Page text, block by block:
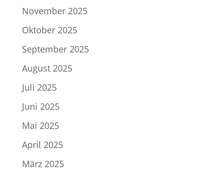
November 2025
Oktober 2025
September 2025
August 2025
Juli 2025
Juni 2025
Mai 2025
April 2025
März 2025